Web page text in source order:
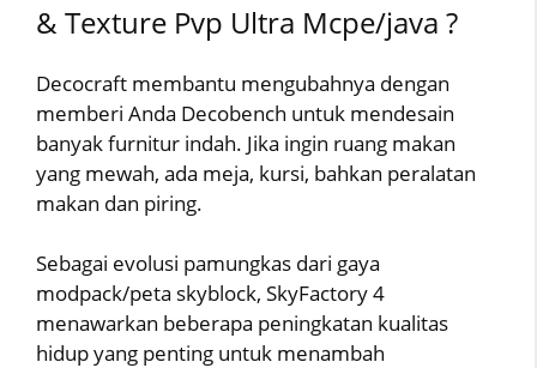
& Texture Pvp Ultra Mcpe/java ?
Decocraft membantu mengubahnya dengan
memberi Anda Decobench untuk mendesain
banyak furnitur indah. Jika ingin ruang makan
yang mewah, ada meja, kursi, bahkan peralatan
makan dan piring.
Sebagai evolusi pamungkas dari gaya
modpack/peta skyblock, SkyFactory 4
menawarkan beberapa peningkatan kualitas
hidup yang penting untuk menambah